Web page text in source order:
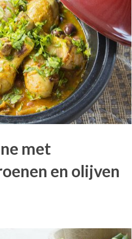
met
en olijven